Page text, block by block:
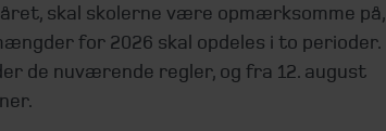
skal skolerne være opmærksomme på,
for 2026 skal opdeles i to perioder.
de nuværende regler, og fra 12. august